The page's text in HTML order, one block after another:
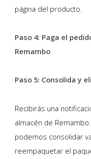
página del producto.
Paso 4: Paga el
Remambo
Paso 5: Consolida y
Recibirás una
almacén de
podemos consolidar
reempaquetar el